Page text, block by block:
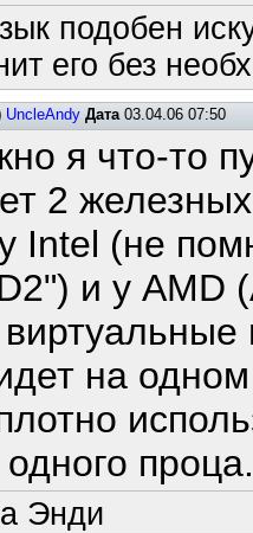
подобен
его без
UncleAndy Дата03.04.06 07:50
я что-то
2
Intel (не
и у AMD
на
одного
Энди